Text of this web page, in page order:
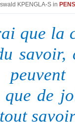
KPENGLA-S in
que la
savoir,
que de